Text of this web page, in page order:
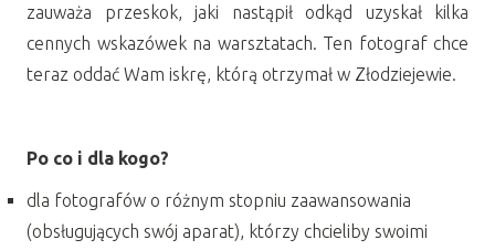
zauważa przeskok, jaki nastąpił odkąd uzyskał kilka
cennych wskazówek na warsztatach. Ten fotograf chce
teraz oddać Wam iskrę, którą otrzymał w Złodziejewie.
Po co i dla kogo?
dla fotografów o różnym stopniu zaawansowania
(obsługujących swój aparat), którzy chcieliby swoimi